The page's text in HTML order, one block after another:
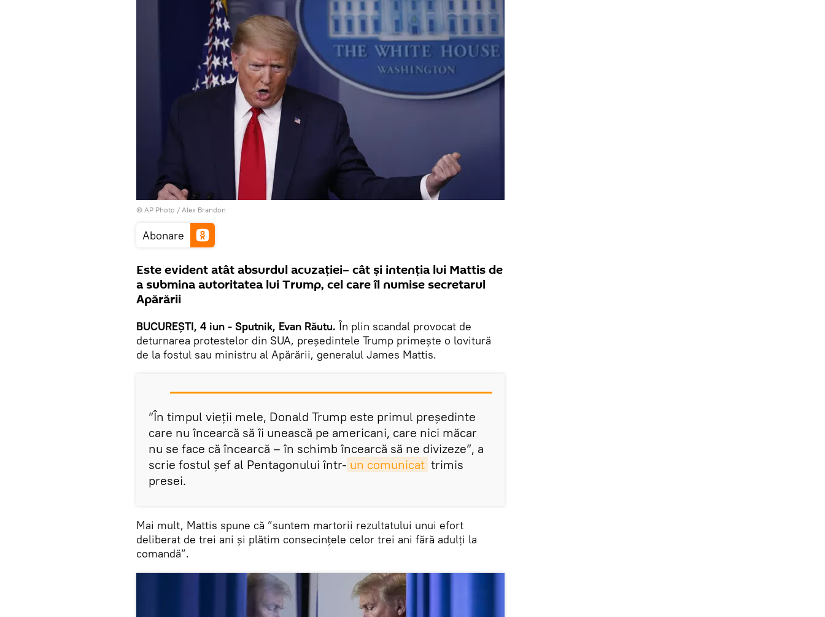
© AP Photo / Alex Brandon
Abonare
Este evident atât absurdul acuzației– cât și intenția lui Mattis de
a submina autoritatea lui Trump, cel care îl numise secretarul
Apărării
BUCUREȘTI, 4 iun - Sputnik, Evan Răutu. În plin scandal provocat de
deturnarea protestelor din SUA, președintele Trump primește o lovitură
de la fostul sau ministru al Apărării, generalul James Mattis.
”În timpul vieţii mele, Donald Trump este primul preşedinte
care nu încearcă să îi unească pe americani, care nici măcar
nu se face că încearcă – în schimb încearcă să ne divizeze”, a
scrie fostul șef al Pentagonului într- un comunicat trimis
presei.
Mai mult, Mattis spune că ”suntem martorii rezultatului unui efort
deliberat de trei ani și plătim consecinţele celor trei ani fără adulţi la
comandă”.